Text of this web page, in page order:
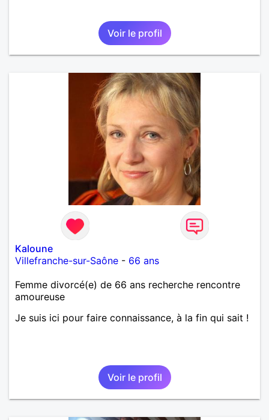
Voir le profil
Kaloune
Villefranche-sur-Saône - 66 ans
Femme divorcé(e) de 66 ans recherche rencontre
amoureuse
Je suis ici pour faire connaissance, à la fin qui sait !
Voir le profil